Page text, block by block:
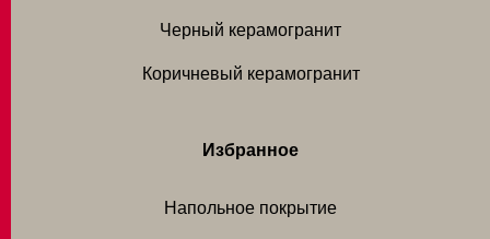
Черный керамогранит
Коричневый керамогранит
Избранное
Напольное покрытие